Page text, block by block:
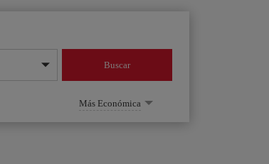
Buscar
Más Económica